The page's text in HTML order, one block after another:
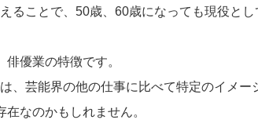
ることで、50歳、60歳になっても現役とし
優業の特徴です。
、芸能界の他の仕事に比べて特定のイメ
なのかもしれません。